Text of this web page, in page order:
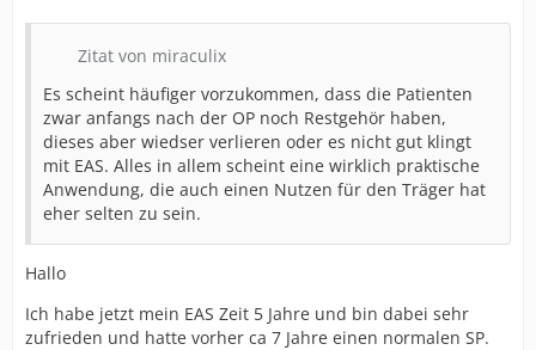
Zitat von miraculix
Es scheint häufiger vorzukommen, dass die Patienten
zwar anfangs nach der OP noch Restgehör haben,
dieses aber wiedser verlieren oder es nicht gut klingt
mit EAS. Alles in allem scheint eine wirklich praktische
Anwendung, die auch einen Nutzen für den Träger hat
eher selten zu sein.
Hallo
Ich habe jetzt mein EAS Zeit 5 Jahre und bin dabei sehr
zufrieden und hatte vorher ca 7 Jahre einen normalen SP.